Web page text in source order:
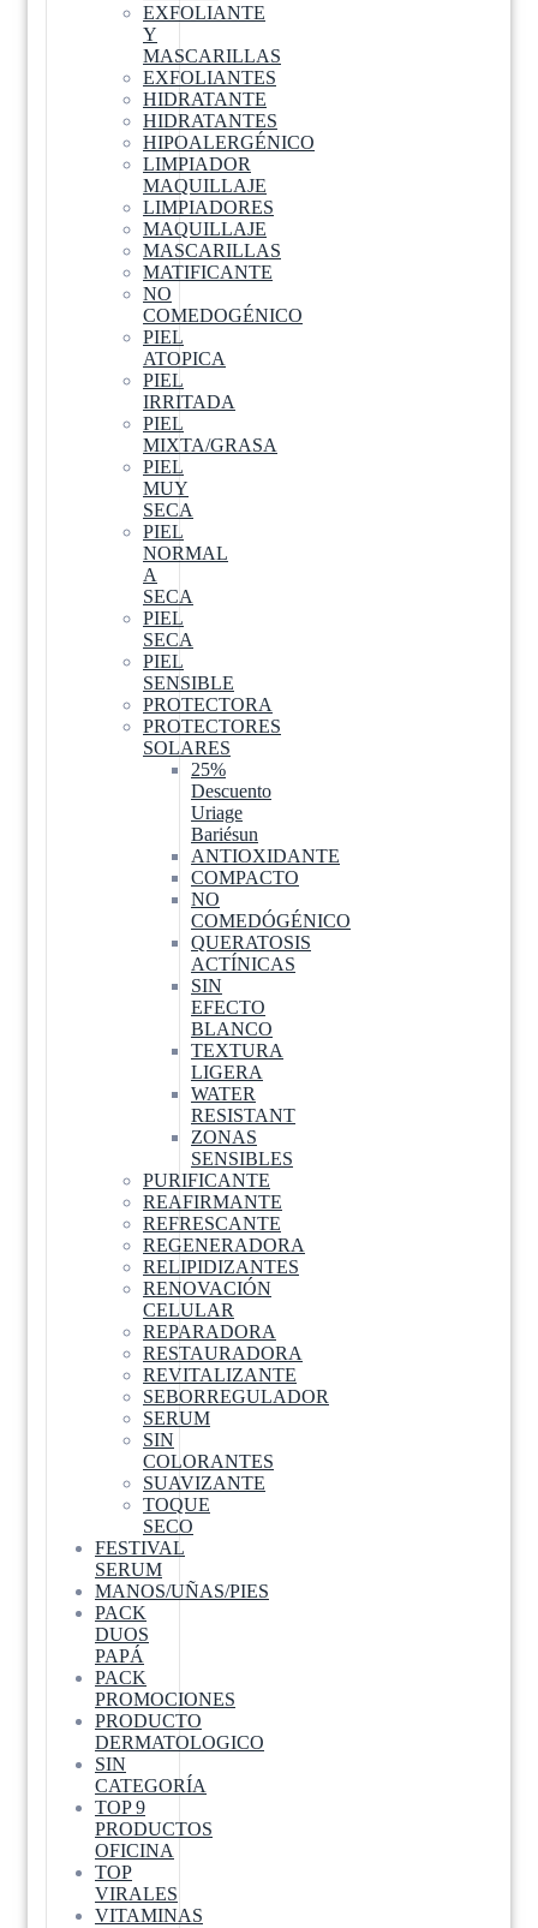
EXFOLIANTE
Y
MASCARILLAS
EXFOLIANTES
HIDRATANTE
HIDRATANTES
HIPOALERGÉNICO
LIMPIADOR
MAQUILLAJE
LIMPIADORES
MAQUILLAJE
MASCARILLAS
MATIFICANTE
NO
COMEDOGÉNICO
PIEL
ATOPICA
PIEL
IRRITADA
PIEL
MIXTA/GRASA
PIEL
MUY
SECA
PIEL
NORMAL
A
SECA
PIEL
SECA
PIEL
SENSIBLE
PROTECTORA
PROTECTORES
SOLARES
25%
Descuento
Uriage
Bariésun
ANTIOXIDANTE
COMPACTO
NO
COMEDÓGÉNICO
QUERATOSIS
ACTÍNICAS
SIN
EFECTO
BLANCO
TEXTURA
LIGERA
WATER
RESISTANT
ZONAS
SENSIBLES
PURIFICANTE
REAFIRMANTE
REFRESCANTE
REGENERADORA
RELIPIDIZANTES
RENOVACIÓN
CELULAR
REPARADORA
RESTAURADORA
REVITALIZANTE
SEBORREGULADOR
SERUM
SIN
COLORANTES
SUAVIZANTE
TOQUE
SECO
FESTIVAL
SERUM
MANOS/UÑAS/PIES
PACK
DUOS
PAPÁ
PACK
PROMOCIONES
PRODUCTO
DERMATOLOGICO
SIN
CATEGORÍA
TOP 9
PRODUCTOS
OFICINA
TOP
VIRALES
VITAMINAS